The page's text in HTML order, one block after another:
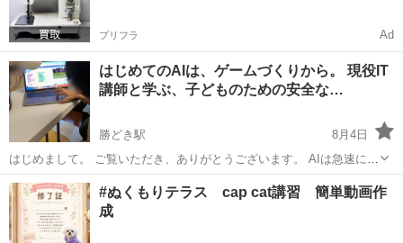
プリフラ Ad
はじめてのAIは、ゲームづくりから。 現役IT
講師と学ぶ、子どものための安全な…
勝どき駅
8月4日
はじめまして。 ご覧いただき、ありがとうございます。 AIは急速に進
化し、今では私たちの生活や仕事に深く関わる存在になっています。
これから子どもたちが大人になる頃には、AIを使った経験があるかど
うかによって、...
東京 中央区 勝どき駅 子ども
#ぬくもりテラス cap cat講習 簡単動画作
成